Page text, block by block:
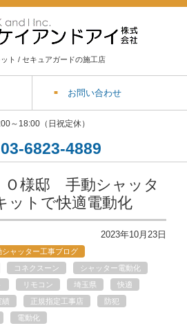
ト / セキュアガードの施工店
お問い合わせ
～18:00（日祝定休）
03-6823-4889
様邸 手動シャッタ
ットで快適電動化
2023年10月23日
シャッター工事ブログ
コネクスーン
シャッター電動化
リモコン 埼玉県
快適
績 正規指定工事店
防犯
電動化